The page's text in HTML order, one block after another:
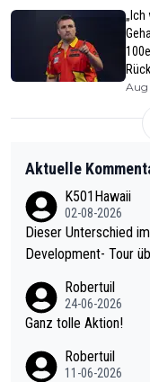
„Ich
Aug
Aktuelle
K501Hawaii
02-08-2026
Dieser Unterschied im
Development- Tour
mal 40+ erst recht. Da gewinnst keinen Blumentopf - ist ja noc
h krasser wie ein Pokalspiel eines Kreisligisten vs einem Bund
Robertuil
24-06-2026
Ganz tolle Aktion!
Robertuil
11-06-2026